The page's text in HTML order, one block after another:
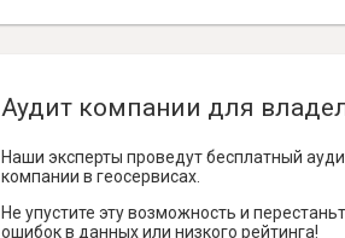
Аудит компании для
Наши эксперты проведут бесплатный
компании в геосервисах.
Не упустите эту возможность и
ошибок в данных или низкого рейтинга!